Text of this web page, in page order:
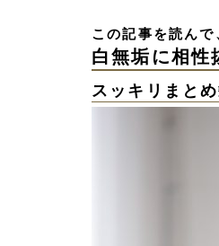
この記事を読ん
白無垢に相性
スッキリまと